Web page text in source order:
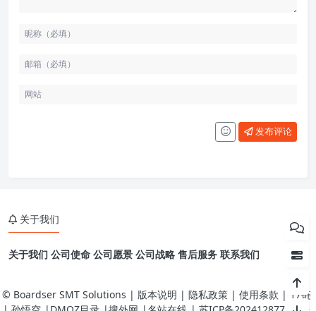
发布评论
关于我们
关于我们 公司使命 公司愿景 公司战略 售后服务 联系我们
© Boardser SMT Solutions | 版本说明 | 隐私政策 | 使用条款 | 17链